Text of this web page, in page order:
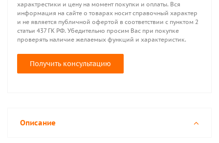
характрестики и цену на момент покупки и оплаты. Вся
информация на сайте о товарах носит справочный характер
и не является публичной офертой в соответствии с пунктом 2
статьи 437 ГК РФ. Убедительно просим Вас при покупке
проверять наличие желаемых функций и характеристик.
Получить консультацию
Описание